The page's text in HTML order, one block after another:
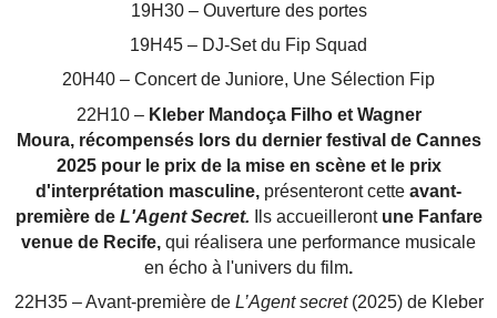
19H30 – Ouverture des portes
19H45 – DJ-Set du Fip Squad
20H40 – Concert de Juniore, Une Sélection Fip
22H10 – Kleber Mandoça Filho et Wagner
Moura, récompensés lors du dernier festival de Cannes
2025 pour le prix de la mise en scène et le prix
d'interprétation masculine, présenteront cette avant-
première de L'Agent Secret. Ils accueillerontune Fanfare
venue de Recife, qui réalisera une performance musicale
en écho à l'univers du film.
22H35 – Avant-première de L’Agent secret(2025) de Kleber